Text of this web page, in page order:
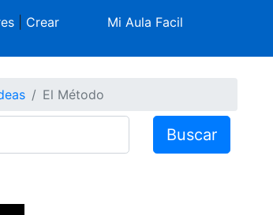
| Crear
Mi Aula Facil
El Método
Buscar